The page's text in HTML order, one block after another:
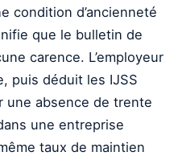
condition d’ancienneté
que le bulletin de
carence. L’employeur
puis déduit les IJSS
une absence de trente
une entreprise
taux de maintien